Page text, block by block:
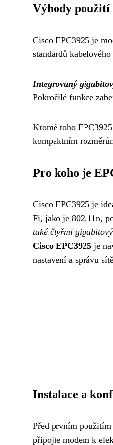
Výhody použití
Cisco EPC3925 je
standardů
Integrovaný
Pokročilé funkce
Kromě toho
kompaktním
Pro koho je
Cisco EPC3925 je
Fi, jako je 802.11n,
také čtyřmi
Cisco EPC3925 je
nastavení a správu
Instalace a
Před prvním použitím
připojte modem k